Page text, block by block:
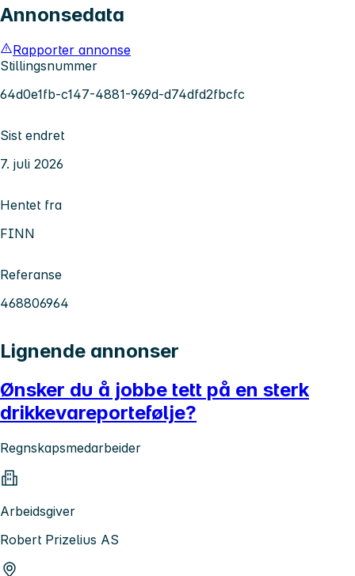
Annonsedata
Rapporter annonse
Stillingsnummer
64d0e1fb-c147-4881-969d-d74dfd2fbcfc
Sist endret
7. juli 2026
Hentet fra
FINN
Referanse
468806964
Lignende annonser
Ønsker du å jobbe tett på en sterk
drikkevareportefølje?
Regnskapsmedarbeider
Arbeidsgiver
Robert Prizelius AS